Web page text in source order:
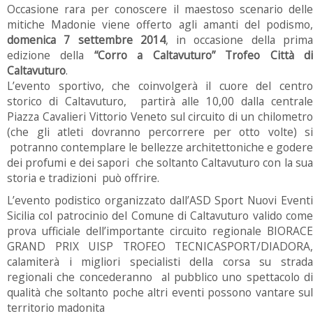
Occasione rara per conoscere il maestoso scenario delle
mitiche Madonie viene offerto agli amanti del podismo,
domenica 7 settembre 2014, in occasione della prima
edizione della “Corro a Caltavuturo” Trofeo Città di
Caltavuturo.
L’evento sportivo, che coinvolgerà il cuore del centro
storico di Caltavuturo, partirà alle 10,00 dalla centrale
Piazza Cavalieri Vittorio Veneto sul circuito di un chilometro
(che gli atleti dovranno percorrere per otto volte) si
potranno contemplare le bellezze architettoniche e godere
dei profumi e dei sapori che soltanto Caltavuturo con la sua
storia e tradizioni può offrire.
L’evento podistico organizzato dall’ASD Sport Nuovi Eventi
Sicilia col patrocinio del Comune di Caltavuturo valido come
prova ufficiale dell’importante circuito regionale BIORACE
GRAND PRIX UISP TROFEO TECNICASPORT/DIADORA,
calamiterà i migliori specialisti della corsa su strada
regionali che concederanno al pubblico uno spettacolo di
qualità che soltanto poche altri eventi possono vantare sul
territorio madonita